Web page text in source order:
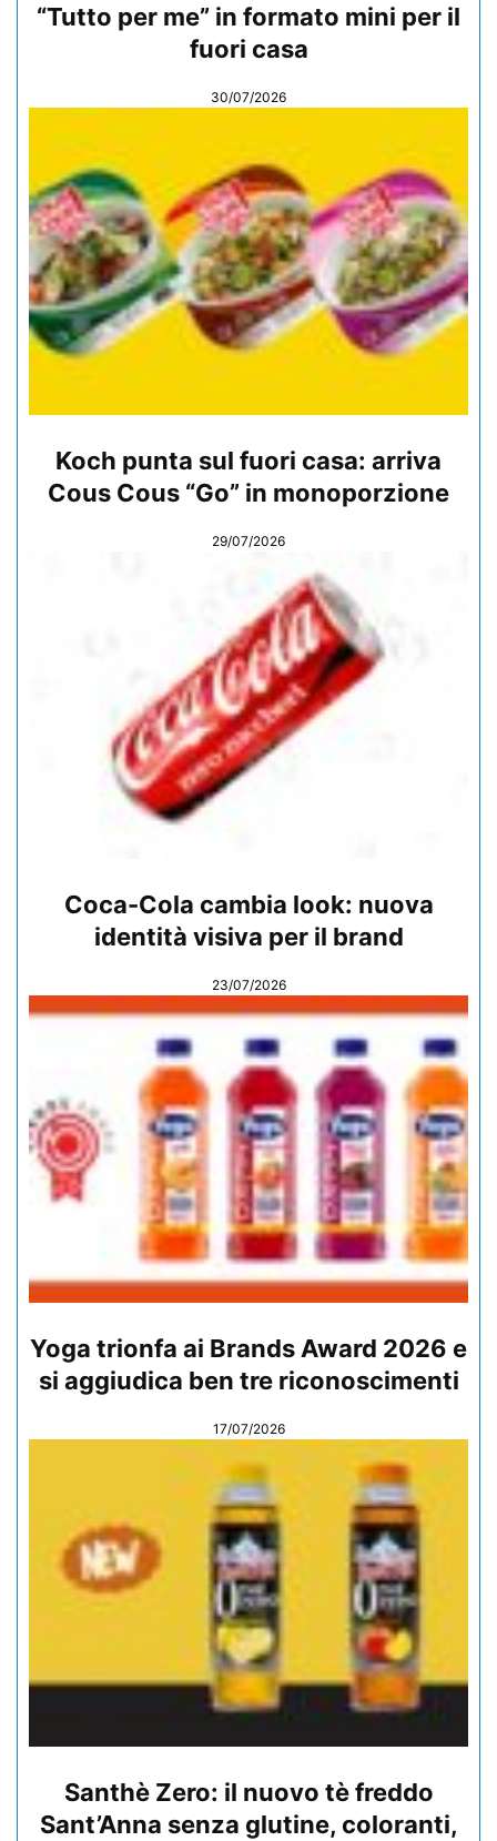
“Tutto per me” in formato mini per il
fuori casa
30/07/2026
Koch punta sul fuori casa: arriva
Cous Cous “Go” in monoporzione
29/07/2026
Coca-Cola cambia look: nuova
identità visiva per il brand
23/07/2026
Yoga trionfa ai Brands Award 2026 e
si aggiudica ben tre riconoscimenti
17/07/2026
Santhè Zero: il nuovo tè freddo
Sant’Anna senza glutine, coloranti,